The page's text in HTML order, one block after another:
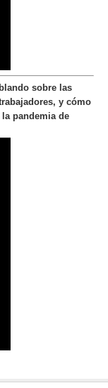
sobre las
y cómo
pandemia de